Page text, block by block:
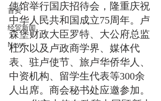
首页
经贸新闻
News
使馆举行国庆招待会，隆重庆祝
中华人民共和国成立75周年。卢
森堡财政大臣罗特、大公府总监
杜尔以及卢政商学界、媒体代
表、驻卢使节、旅卢华侨华人、
中资机构、留学生代表等300余
人出席。商会秘书处应邀参加。